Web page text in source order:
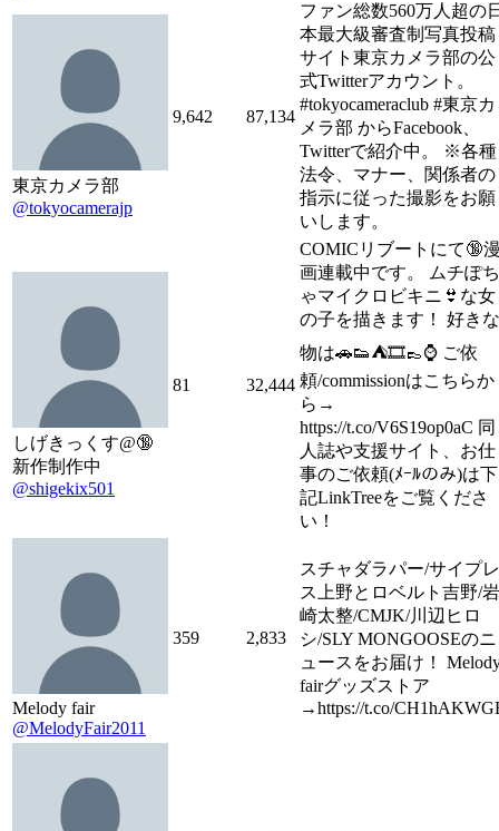
東京カメラ部
@tokyocamerajp
9,642 87,134
ファン総数560万人超の
本最大級審査制写真投稿
サイト東京カメラ部の公
式Twitterアカウント。
#tokyocameraclub #東京カ
メラ部 からFacebook、
Twitterで紹介中。 ※各種
法令、マナー、関係者の
指示に従った撮影をお願
いします。
しげきっくす@🔞
新作制作中
@shigekix501
81 32,444
COMICリブートにて🔞
画連載中です。 ムチぽち
ゃマイクロビキニ👙な女
の子を描きます！ 好きな
物は🚗👟⛺🎞👞⌚ ご依
頼/commissionはこちらか
ら→
https://t.co/V6S19op0aC 同
人誌や支援サイト、お仕
事のご依頼(ﾒｰﾙのみ)は下
記LinkTreeをご覧くださ
い！
Melody fair
@MelodyFair2011
359 2,833
スチャダラパー/サイプレ
ス上野とロベルト吉野/岩
崎太整/CMJK/川辺ヒロ
シ/SLY MONGOOSEのニ
ュースをお届け！
fairグッズストア
→https://t.co/